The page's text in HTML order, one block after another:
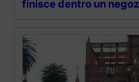
finisce dentro un